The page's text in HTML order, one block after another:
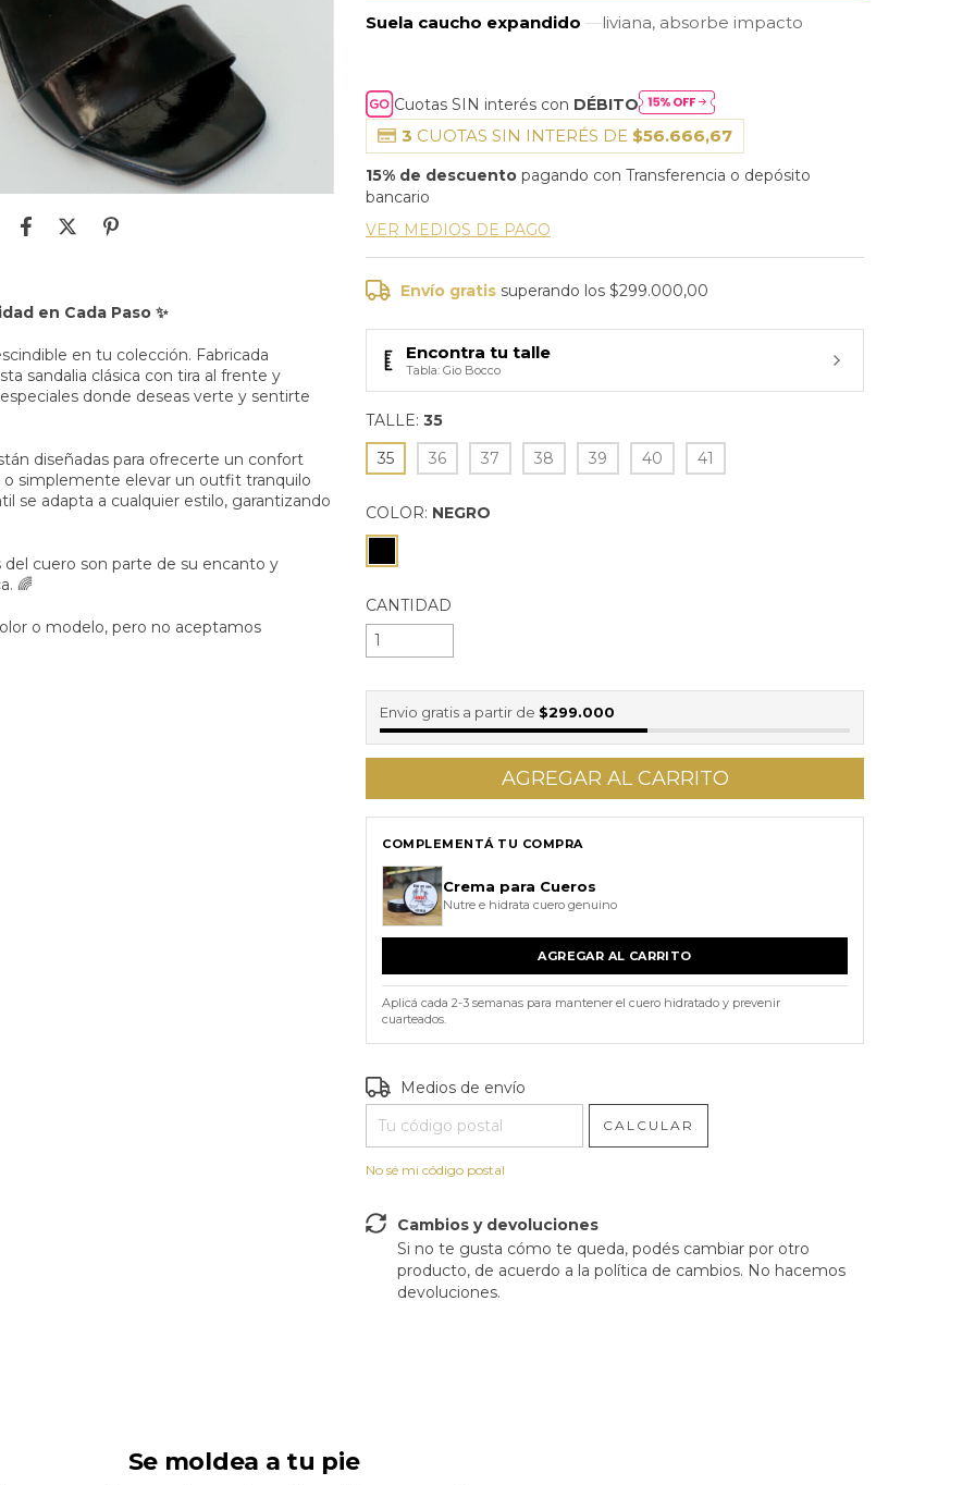
en Cada Paso ✨
en tu colección. Fabricada
sandalia clásica con tira al frente y
donde deseas verte y sentirte
diseñadas para ofrecerte un confort
simplemente elevar un outfit tranquilo
se adapta a cualquier estilo, garantizando
cuero son parte de su encanto y
🌈
o modelo, pero no aceptamos
Suela caucho expandido liviana, absorbe impacto
Cuotas SIN interés con DÉBITO
3 CUOTAS SIN INTERÉS DE $56.666,67
15% de descuento pagando con Transferencia o depósito
bancario
VER MEDIOS DE PAGO
Envío gratis superando los$299.000,00
Encontra tu talle
Tabla: Gio Bocco
TALLE: 35
35
36 37 38 39 40 41
COLOR: NEGRO
CANTIDAD
Envio gratis a partir de $299.000
COMPLEMENTÁ TU COMPRA
Crema para Cueros
Nutre e hidrata cuero genuino
AGREGAR AL CARRITO
Aplicá cada 2-3 semanas para mantener el cuero hidratado y prevenir
cuarteados.
Entregas para el CP:
Medios de envío
CALCULAR
No sé mi código postal
Cambios y devoluciones
Si no te gusta cómo te queda, podés cambiar por otro
producto, de acuerdo a la política de cambios. No hacemos
devoluciones.
Se moldea a tu pie